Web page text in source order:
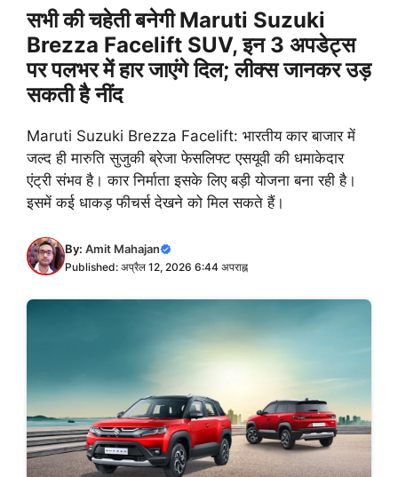
सभी की चहेती बनेगी Maruti Suzuki
Brezza Facelift SUV, इन 3 अपडेट्स
पर पलभर में हार जाएंगे दिल; लीक्स जानकर उड़
सकती है नींद
Maruti Suzuki Brezza Facelift: भारतीय कार बाजार में
जल्द ही मारुति सुजुकी ब्रेजा फेसलिफ्ट एसयूवी की धमाकेदार
एंट्री संभव है। कार निर्माता इसके लिए बड़ी योजना बना रही है।
इसमें कई धाकड़ फीचर्स देखने को मिल सकते हैं।
By: Amit Mahajan
Published: अप्रैल 12, 2026 6:44 अपराह्न